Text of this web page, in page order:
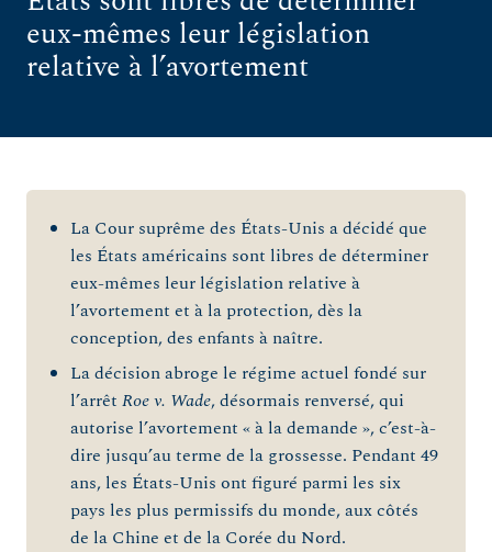
eux-mêmes leur législation
relative à l’avortement
La Cour suprême des États-Unis a décidé que
les États américains sont libres de déterminer
eux-mêmes leur législation relative à
l’avortement et à la protection, dès la
conception, des enfants à naître.
La décision abroge le régime actuel fondé sur
l’arrêt Roe v. Wade, désormais renversé, qui
autorise l’avortement « à la demande », c’est-à-
dire jusqu’au terme de la grossesse. Pendant 49
ans, les États-Unis ont figuré parmi les six
pays les plus permissifs du monde, aux côtés
de la Chine et de la Corée du Nord.